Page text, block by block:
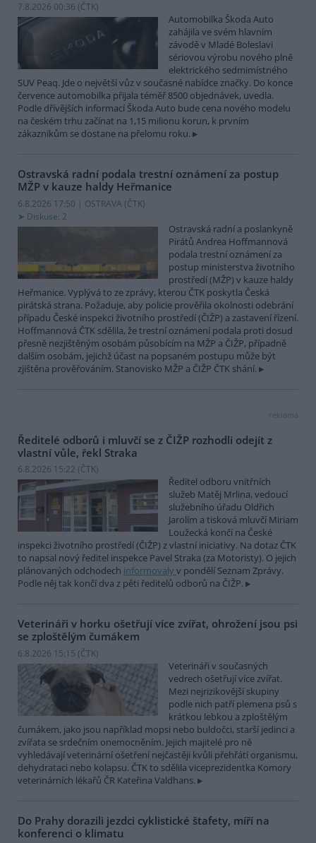
7.8.2026 00:36 (ČTK)
Automobilka Škoda Auto
zahájila ve svém hlavním
závodě v Mladé Boleslavi
sériovou výrobu nového plně
elektrického sedmimístného
SUV Peaq. Jde o největší vůz v současné nabídce značky. Do konce
července automobilka přijala téměř 8500 objednávek, uvedla.
Podle dřívějších informací Škoda Auto bude cena nového modelu
na českém trhu začínat na 1,15 milionu korun, k prvním
zákazníkům se dostane na přelomu roku.
Ostravská radní podala trestní oznámení za postup
MŽP v kauze haldy Heřmanice
6.8.2026 17:50 | OSTRAVA (ČTK)
Diskuse: 2
Ostravská radní a poslankyně
Pirátů Andrea Hoffmannová
podala trestní oznámení za
postup ministerstva životního
prostředí (MŽP) v kauze haldy
Heřmanice. Vyplývá to ze zprávy, kterou ČTK poskytla Česká
pirátská strana. Požaduje, aby policie prověřila okolnosti odebrání
případu České inspekci životního prostředí (ČIŽP) a zastavení řízení.
Hoffmannová ČTK sdělila, že trestní oznámení podala proti dosud
přesně nezjištěným osobám působícím na MŽP a ČIŽP, případně
dalším osobám, jejichž účast na popsaném postupu může být
zjištěna prověřováním. Stanovisko MŽP a ČIŽP ČTK shání.
reklama
Ředitelé odborů i mluvčí se z ČIŽP rozhodli odejít z
vlastní vůle, řekl Straka
6.8.2026 15:22 (ČTK)
Ředitel odboru vnitřních
služeb Matěj Mrlina, vedoucí
služebního úřadu Oldřich
Jarolím a tisková mluvčí Miriam
Loužecká končí na České
inspekci životního prostředí (ČIŽP) z vlastní iniciativy. Na dotaz ČTK
to napsal nový ředitel inspekce Pavel Straka (za Motoristy). O jejich
plánovaných odchodech informovaly v pondělí Seznam Zprávy.
Podle něj tak končí dva z pěti ředitelů odborů na ČIŽP.
Veterináři v horku ošetřují více zvířat, ohrožení jsou psi
se zploštělým čumákem
6.8.2026 15:15 (ČTK)
Veterináři v současných
vedrech ošetřují více zvířat.
Mezi nejrizikovější skupiny
podle nich patří plemena psů s
krátkou lebkou a zploštělým
čumákem, jako jsou například mopsi nebo buldočci, starší jedinci a
zvířata se srdečním onemocněním. Jejich majitelé pro ně
vyhledávají veterinární ošetření nejčastěji kvůli přehřátí organismu,
dehydrataci nebo kolapsu. ČTK to sdělila viceprezidentka Komory
veterinárních lékařů ČR Kateřina Valdhans.
Do Prahy dorazili jezdci cyklistické štafety, míří na
konferenci o klimatu